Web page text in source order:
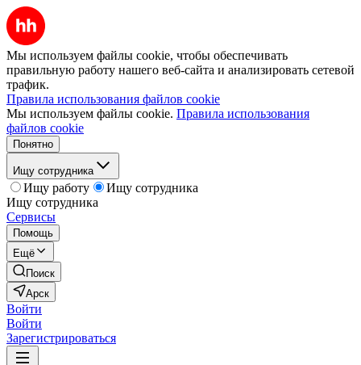
Мы используем файлы cookie, чтобы обеспечивать
правильную работу нашего веб-сайта и анализировать сетевой
трафик.
Правила использования файлов cookie
Мы используем файлы cookie. Правила использования
файлов cookie
Понятно
Ищу сотрудника
Ищу работу
Ищу сотрудника
Ищу сотрудника
Сервисы
Помощь
Ещё
Поиск
Арск
Войти
Войти
Зарегистрироваться